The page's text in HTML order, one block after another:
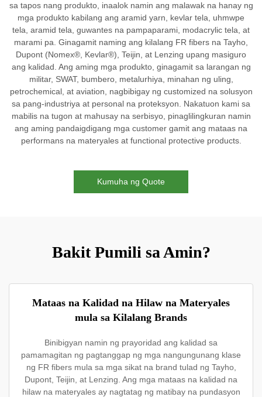
sa tapos nang produkto, inaalok namin ang malawak na hanay ng
mga produkto kabilang ang aramid yarn, kevlar tela, uhmwpe
tela, aramid tela, guwantes na pampaparami, modacrylic tela, at
marami pa. Ginagamit naming ang kilalang FR fibers na Tayho,
Dupont (Nomex®, Kevlar®), Teijin, at Lenzing upang masiguro
ang kalidad. Ang aming mga produkto, ginagamit sa larangan ng
militar, SWAT, bumbero, metalurhiya, minahan ng uling,
petrochemical, at aviation, nagbibigay ng customized na solusyon
sa pang-industriya at personal na proteksyon. Nakatuon kami sa
mabilis na tugon at mahusay na serbisyo, pinaglilingkuran namin
ang aming pandaigdigang mga customer gamit ang mataas na
performans na materyales at functional protective products.
Kumuha ng Quote
Bakit Pumili sa Amin?
Mataas na Kalidad na Hilaw na Materyales
mula sa Kilalang Brands
Binibigyan namin ng prayoridad ang kalidad sa
pamamagitan ng pagtanggap ng mga nangungunang klase
ng FR fibers mula sa mga sikat na brand tulad ng Tayho,
Dupont, Teijin, at Lenzing. Ang mga mataas na kalidad na
hilaw na materyales ay nagtatag ng matibay na pundasyon